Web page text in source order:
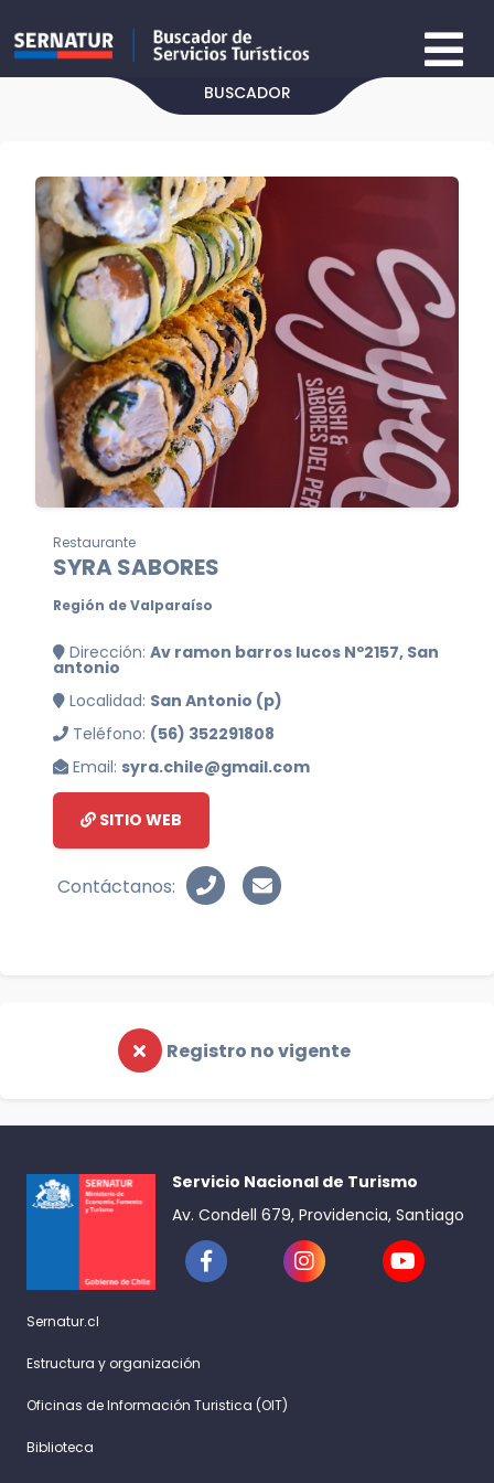
BUSCADOR
Restaurante
SYRA SABORES
Región de Valparaíso
Dirección: Av ramon barros lucos Nº2157, San
antonio
Localidad: San Antonio (p)
Teléfono: (56) 352291808
Email: syra.chile@gmail.com
SITIO WEB
Contáctanos:
Registro no vigente
Servicio Nacional de Turismo
Av. Condell 679, Providencia, Santiago
Sernatur.cl
Estructura y organización
Oficinas de Información Turistica (OIT)
Biblioteca